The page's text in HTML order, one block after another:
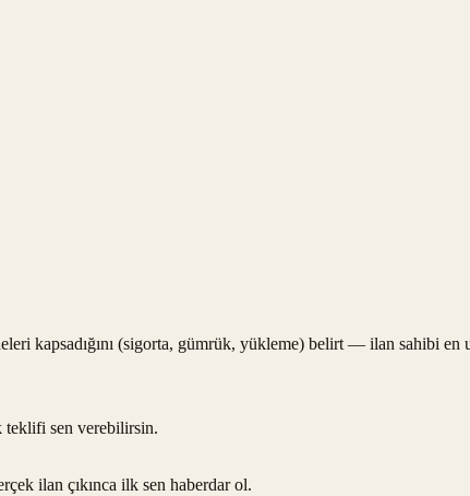
kapsadığını (sigorta, gümrük, yükleme) belirt — ilan sahibi en
teklifi sen verebilirsin.
ilan çıkınca ilk sen haberdar ol.